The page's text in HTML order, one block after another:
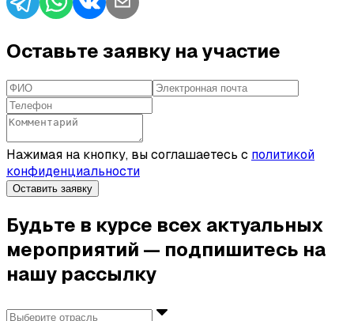
Оставьте заявку на участие
Нажимая на кнопку, вы соглашаетесь с политикой
конфиденциальности
Оставить заявку
Будьте в курсе всех актуальных
мероприятий — подпишитесь на
нашу рассылку